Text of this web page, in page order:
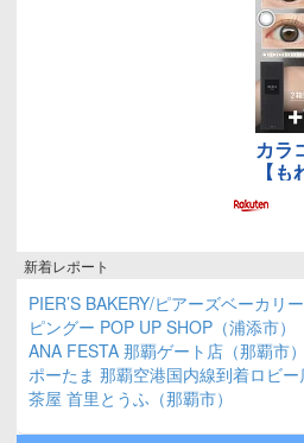
新着レポート
PIER’S BAKERY/ピアーズベーカリ
ピングー POP UP SHOP（浦添市）
ANA FESTA 那覇ゲート店（那覇市）
ポーたま 那覇空港国内線到着ロビー
茶屋 首里とうふ（那覇市）